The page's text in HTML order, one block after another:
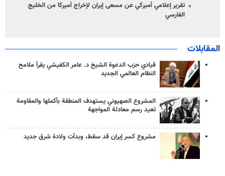
تقرير إعلامي أميركي عن مسعى إيران لإخراج أميركا من الخليج
الفارسي
المقابلات
قيادي حزب الدعوة الشيخ د. عامر الكفيشي يقرأ ملامح
النظام العالمي الجديد
المشروع الصهيوني يستهدف المنطقة بأكملها والمقاومة
تعيد رسم معادلة المواجهة
مشروع كسر إيران قد سقط، وبدأت ولادة شرق جديد